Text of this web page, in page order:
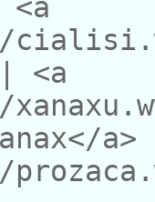
<a
<a
a>